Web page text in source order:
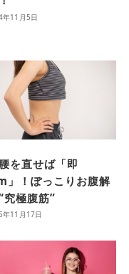
年11月5日
を直せば「即
」！ぽっこりお腹解
究極腹筋”
年11月17日